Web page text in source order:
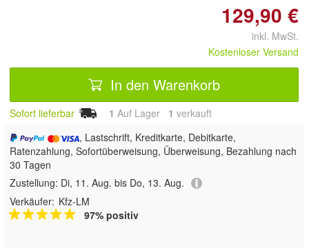
129,90 €
inkl. MwSt.
Kostenloser Versand
In den Warenkorb
Sofort lieferbar 1 Auf Lager 1 verkauft
, Lastschrift, Kreditkarte, Debitkarte,
Ratenzahlung, Sofortüberweisung, Überweisung, Bezahlung nach
30 Tagen
Zustellung: Di, 11. Aug. bis Do, 13. Aug.
Verkäufer: Kfz-LM
97% positiv